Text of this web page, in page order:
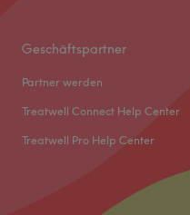
Geschäftspartner
Partner werden
Treatwell Connect Help Center
Treatwell Pro Help Center